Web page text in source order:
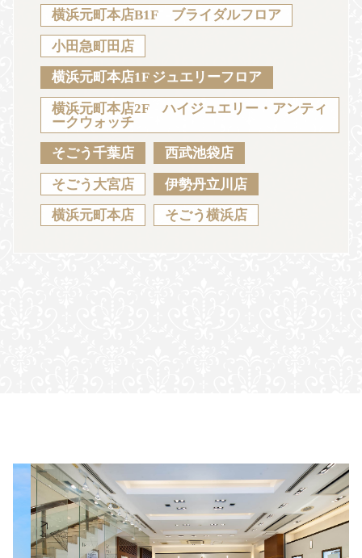
News Blog
Sustainability Voice Catalog
JA EN CH KO
横浜元町本店B1F ブライダルフロア
小田急町田店
横浜元町本店1F ジュエリーフロア
横浜元町本店2F ハイジュエリー・アンティ
ークウォッチ
そごう千葉店 西武池袋店
そごう大宮店 伊勢丹立川店
横浜元町本店 そごう横浜店